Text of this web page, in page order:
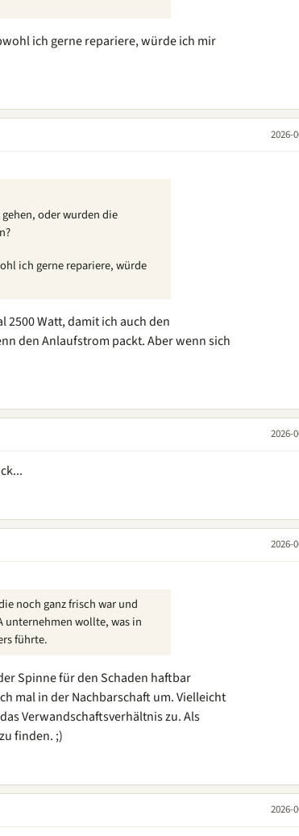
ich gerne repariere, würde ich mir
2026-
oder wurden die
ich gerne repariere, würde
2500 Watt, damit ich auch den
den Anlaufstrom packt. Aber wenn sich
2026-
2026-
noch ganz frisch war und
unternehmen wollte, was in
führte.
Spinne für den Schaden haftbar
mal in der Nachbarschaft um. Vielleicht
Verwandschaftsverhältnis zu. Als
finden. ;)
2026-